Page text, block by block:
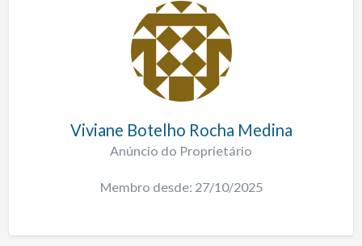
Viviane Botelho Rocha Medina
Anúncio do Proprietário
Membro desde: 27/10/2025